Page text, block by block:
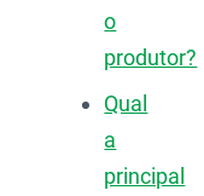
o
produtor?
Qual
a
principal